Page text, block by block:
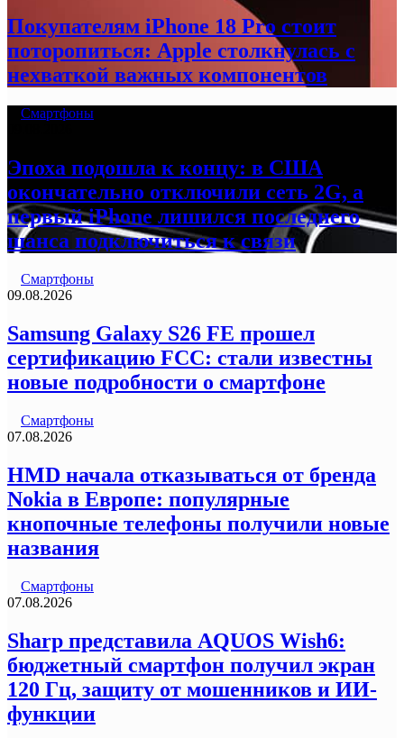
Покупателям iPhone 18 Pro стоит
поторопиться: Apple столкнулась с
нехваткой важных компонентов
Смартфоны
Эпоха подошла к концу: в США
окончательно отключили сеть 2G, а
первый iPhone лишился последнего
шанса подключиться к связи
Смартфоны
09.08.2026
Samsung Galaxy S26 FE прошел
сертификацию FCC: стали известны
новые подробности о смартфоне
Смартфоны
07.08.2026
HMD начала отказываться от бренда
Nokia в Европе: популярные
кнопочные телефоны получили новые
названия
Смартфоны
07.08.2026
Sharp представила AQUOS Wish6:
бюджетный смартфон получил экран
120 Гц, защиту от мошенников и ИИ-
функции